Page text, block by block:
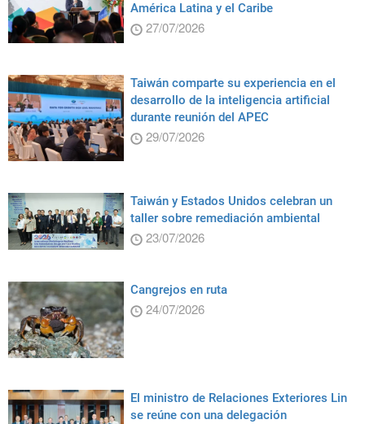
América Latina y el Caribe
27/07/2026
Taiwán comparte su experiencia en el
desarrollo de la inteligencia artificial
durante reunión del APEC
29/07/2026
Taiwán y Estados Unidos celebran un
taller sobre remediación ambiental
23/07/2026
Cangrejos en ruta
24/07/2026
El ministro de Relaciones Exteriores Lin
se reúne con una delegación